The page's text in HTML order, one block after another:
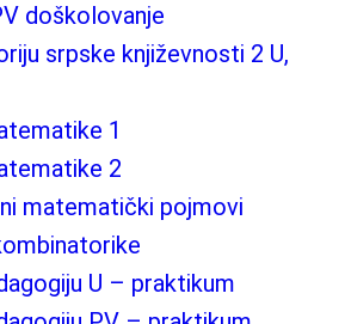
doškolovanje
srpske književnosti 2 U,
1
2
matematički pojmovi
U – praktikum